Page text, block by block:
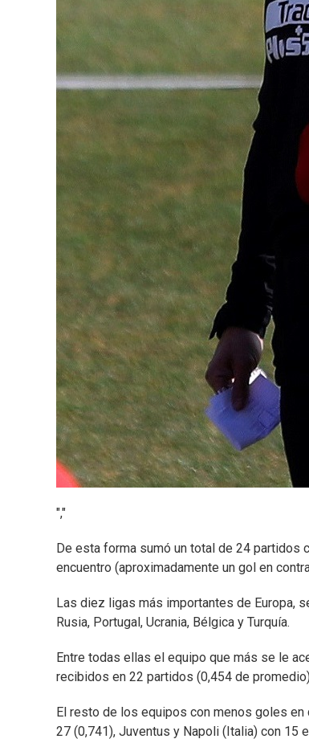
","
De esta forma sumó un total de 24 partidos
encuentro (aproximadamente un gol en
Las diez ligas más importantes de Europa,
Rusia, Portugal, Ucrania, Bélgica y Turquía.
Entre todas ellas el equipo que más se le
recibidos en 22 partidos (0,454 de
El resto de los equipos con menos goles
27 (0,741), Juventus y Napoli (Italia) con 15